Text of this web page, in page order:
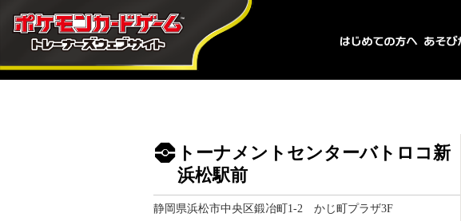
トーナメントセンターバトロコ新
浜松駅前
静岡県浜松市中央区鍛冶町1-2 かじ町プラザ3F